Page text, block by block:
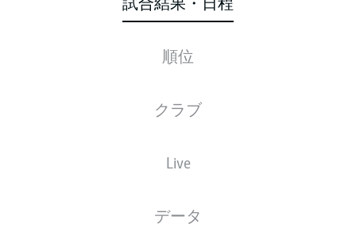
順位
クラブ
Live
データ
スターティングメンバー
金, 09.10.2026 - 日, 11.10.2026